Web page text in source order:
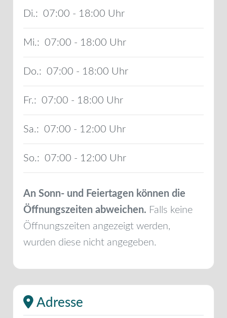
Di.: 07:00 - 18:00
Mi.: 07:00 - 18:00
Do.: 07:00 - 18:00
Fr.: 07:00 - 18:00
Sa.: 07:00 - 12:00
So.: 07:00 - 12:00
An Sonn- und Feiertagen können die
Öffnungszeiten abweichen. Falls keine
Öffnungszeiten angezeigt werden,
wurden diese nicht angegeben.
Adresse